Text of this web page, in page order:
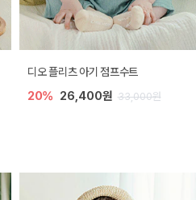
디오 플리츠 아기 점프수트
20% 26,400원 33,000원